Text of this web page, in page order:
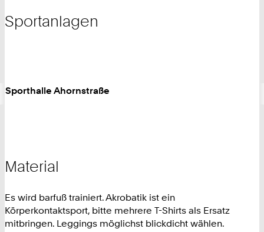
Sportanlagen
Sporthalle Ahornstraße
Material
Es wird barfuß trainiert. Akrobatik ist ein
Körperkontaktsport, bitte mehrere T-Shirts als Ersatz
mitbringen. Leggings möglichst blickdicht wählen.